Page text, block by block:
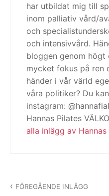
har utbildat mig till
inom palliativ vård/
och
och intensivvård.
bloggen genom högt
mycket fokus på ren
händer i vår värld
våra politiker? Du
instagram:
Hannas Pilates
alla inlägg av
FÖREGÅENDE INLÄGG